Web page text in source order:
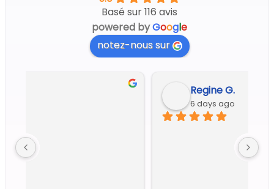
Basé sur 116 avis
powered byGoogle
notez-nous sur